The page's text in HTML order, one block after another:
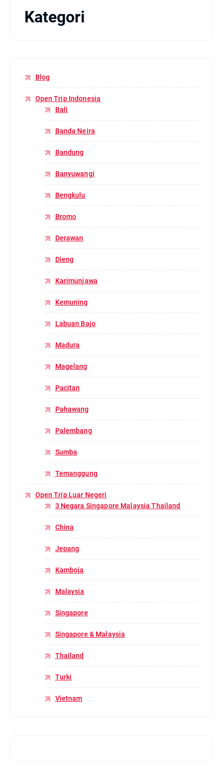
Kategori
Blog
Open Trip Indonesia
Bali
Banda Neira
Bandung
Banyuwangi
Bengkulu
Bromo
Derawan
Dieng
Karimunjawa
Kemuning
Labuan Bajo
Madura
Magelang
Pacitan
Pahawang
Palembang
Sumba
Temanggung
Open Trip Luar Negeri
3 Negara Singapore Malaysia Thailand
China
Jepang
Kamboja
Malaysia
Singapore
Singapore & Malaysia
Thailand
Turki
Vietnam